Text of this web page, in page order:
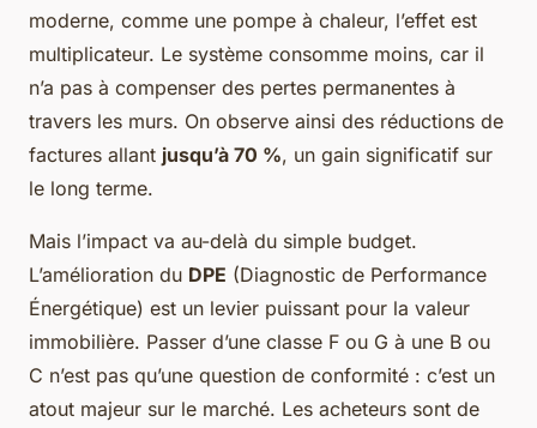
moderne, comme une pompe à chaleur, l’effet est
multiplicateur. Le système consomme moins, car il
n’a pas à compenser des pertes permanentes à
travers les murs. On observe ainsi des réductions de
factures allant jusqu’à 70 %, un gain significatif sur
le long terme.
Mais l’impact va au-delà du simple budget.
L’amélioration du DPE (Diagnostic de Performance
Énergétique) est un levier puissant pour la valeur
immobilière. Passer d’une classe F ou G à une B ou
C n’est pas qu’une question de conformité : c’est un
atout majeur sur le marché. Les acheteurs sont de